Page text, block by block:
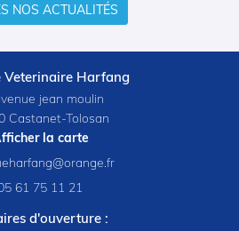
NOS ACTUALITÉS
Veterinaire Harfang
jean moulin
Castanet-Tolosan
la carte
61 75 11 21
d'ouverture :